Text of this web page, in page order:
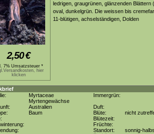
2,50€
7% Umsatzsteuer *
hier
klicken
ledrigen, graugrünen, glänzenden Blättern
oval, dunkelgrün. Die weissen bis
11-blütigen, achselständigen, Dolden
Myrtaceae
Myrtengewächse
Immergrün:
Australien
Duft:
Baum Blüte:
nicht
Blütezeit:
Früchte:
Standort:
sonnig-